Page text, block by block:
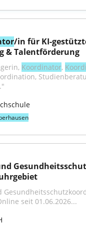
/in für KI-
& Talentförderung
Koordinator,
seit 01.06.2026...